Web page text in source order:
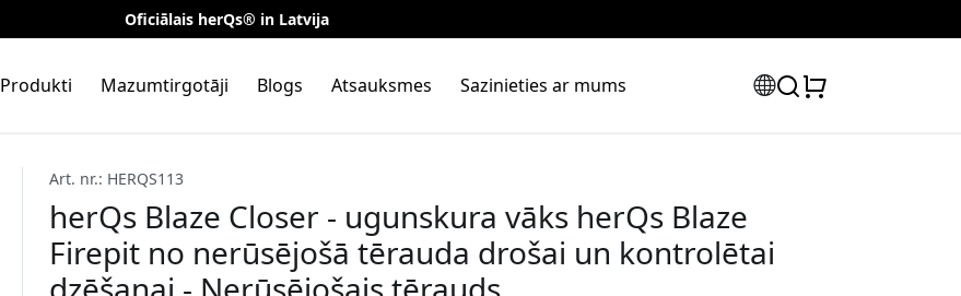
Oficiālais herQs® in Latvija
Produkti Mazumtirgotāji Blogs Atsauksmes Sazinieties ar mums
Art. nr.: HERQS113
herQs Blaze Closer - ugunskura vāks herQs Blaze
Firepit no nerūsējošā tērauda drošai un kontrolētai